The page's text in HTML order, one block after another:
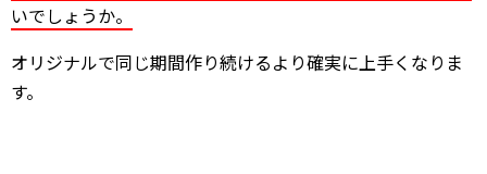
いでしょうか。
オリジナルで同じ期間作り続けるより確実に上手くなりま
す。